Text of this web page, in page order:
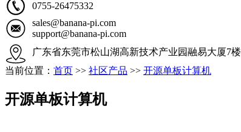
0755-26475332
sales@banana-pi.com
support@banana-pi.com
广东省东莞市松山湖高新技术产业园融易大厦7楼
当前位置： 首页 >> 社区产品 >> 开源单板计算机
开源单板计算机